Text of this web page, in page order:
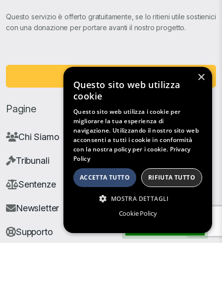
Questo servizio è offerto gratuitamente, se lo ritieni utile sostienici
con una donazione per portare avanti il nostro progetto.
Pagine
Chi Siamo
Tribunali
Sentenze
Newsletter
Supporto
×
Questo sito web utilizza
cookie
Questo sito web utilizza i cookie per
migliorare la tua esperienza di
navigazione. Utilizzando il nostro sito web
acconsenti a tutti i cookie in conformità
con la nostra policy per i cookie. Privacy
Policy
ACCETTA TUTTO RIFIUTA TUTTO
MOSTRA DETTAGLI
Cookie Policy